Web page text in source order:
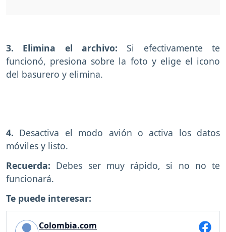
3. Elimina el archivo: Si efectivamente te
funcionó, presiona sobre la foto y elige el icono
del basurero y elimina.
4. Desactiva el modo avión o activa los datos
móviles y listo.
Recuerda: Debes ser muy rápido, si no no te
funcionará.
Te puede interesar:
Colombia.com